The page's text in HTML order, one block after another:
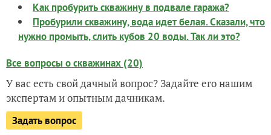
Как пробурить скважину в подвале гаража?
Пробурили скважину, вода идет белая. Сказали, что
нужно промыть, слить кубов 20 воды. Так ли это?
Все вопросы о скважинах (20)
У вас есть свой дачный вопрос? Задайте его нашим
экспертам и опытным дачникам.
Задать вопрос